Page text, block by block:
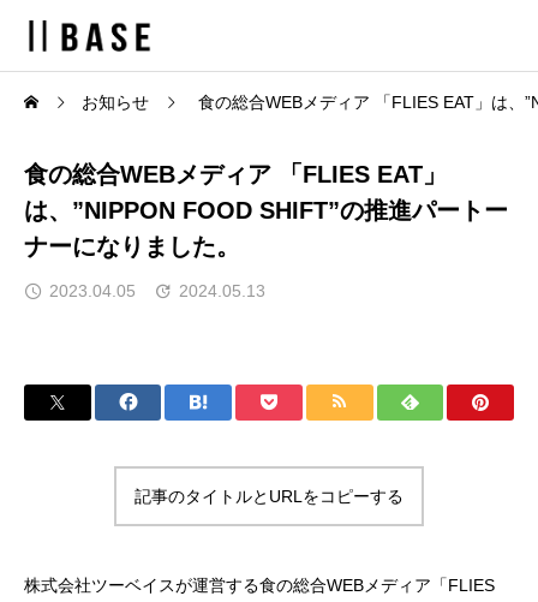
お知らせ 食の総合WEBメディア 「FLIES EAT」は、
食の総合WEBメディア 「FLIES EAT」
は、”NIPPON FOOD SHIFT”の推進パートー
ナーになりました。
2023.04.05 2024.05.13
記事のタイトルとURLをコピーする
株式会社ツーベイスが運営する食の総合WEBメディア「FLIES